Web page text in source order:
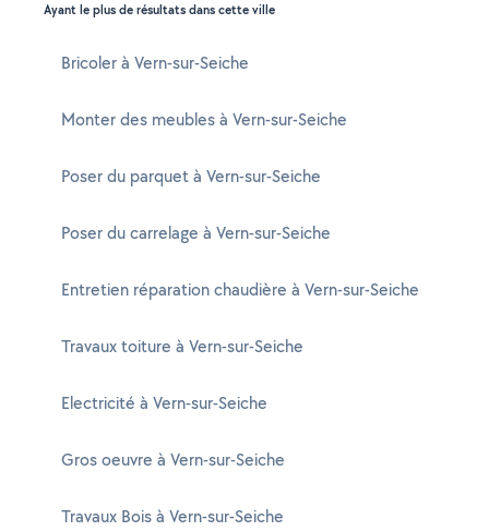
Ayant le plus de résultats dans cette ville
Bricoler à Vern-sur-Seiche
Monter des meubles à Vern-sur-Seiche
Poser du parquet à Vern-sur-Seiche
Poser du carrelage à Vern-sur-Seiche
Entretien réparation chaudière à Vern-sur-Seiche
Travaux toiture à Vern-sur-Seiche
Electricité à Vern-sur-Seiche
Gros oeuvre à Vern-sur-Seiche
Travaux Bois à Vern-sur-Seiche